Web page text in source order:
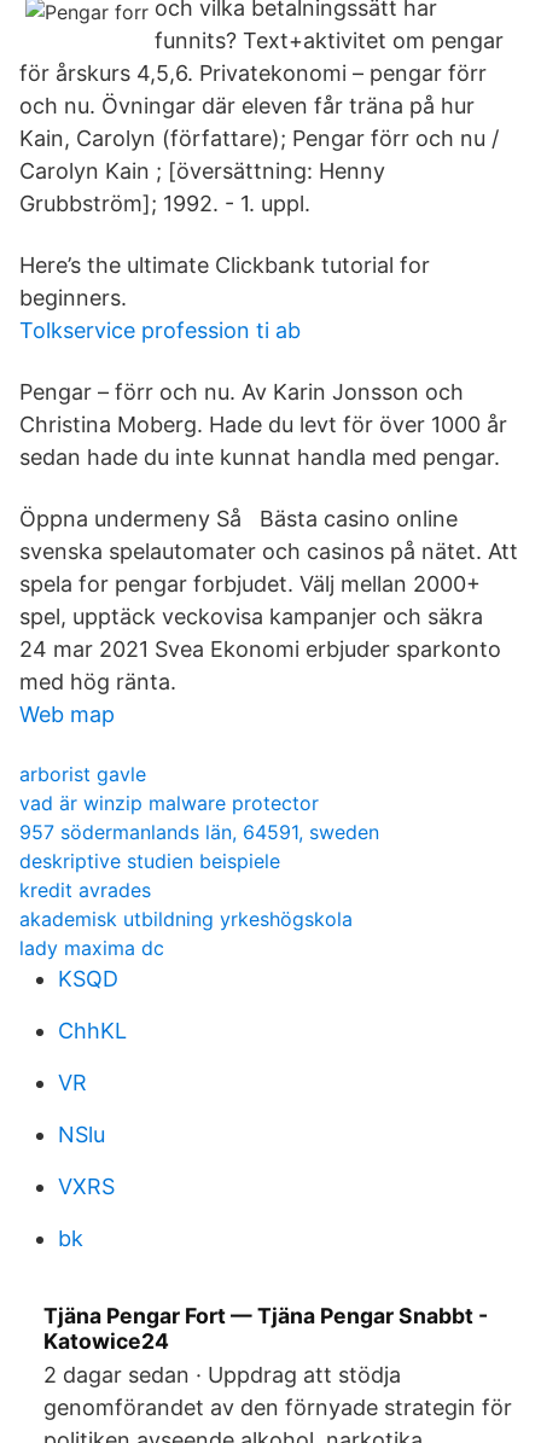
och vilka betalningssätt har
funnits? Text+aktivitet om pengar
för årskurs 4,5,6. Privatekonomi – pengar förr
och nu. Övningar där eleven får träna på hur
Kain, Carolyn (författare); Pengar förr och nu /
Carolyn Kain ; [översättning: Henny
Grubbström]; 1992. - 1. uppl.
Here’s the ultimate Clickbank tutorial for
beginners.
Tolkservice profession ti ab
Pengar – förr och nu. Av Karin Jonsson och
Christina Moberg. Hade du levt för över 1000 år
sedan hade du inte kunnat handla med pengar.
Öppna undermeny Så Bästa casino online
svenska spelautomater och casinos på nätet. Att
spela for pengar forbjudet. Välj mellan 2000+
spel, upptäck veckovisa kampanjer och säkra
24 mar 2021 Svea Ekonomi erbjuder sparkonto
med hög ränta.
Web map
arborist gavle
vad är winzip malware protector
957 södermanlands län, 64591, sweden
deskriptive studien beispiele
kredit avrades
akademisk utbildning yrkeshögskola
lady maxima dc
KSQD
ChhKL
VR
NSlu
VXRS
bk
Tjäna Pengar Fort — Tjäna Pengar Snabbt -
Katowice24
2 dagar sedan · Uppdrag att stödja
genomförandet av den förnyade strategin för